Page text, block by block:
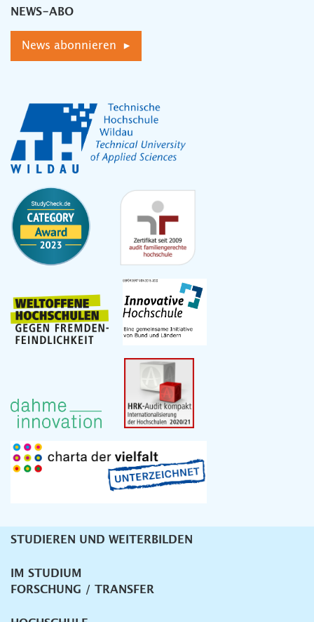
NEWS-ABO
News abonnieren ▸
Unternavigation
STUDIEREN UND WEITERBILDEN
IM STUDIUM
FORSCHUNG / TRANSFER